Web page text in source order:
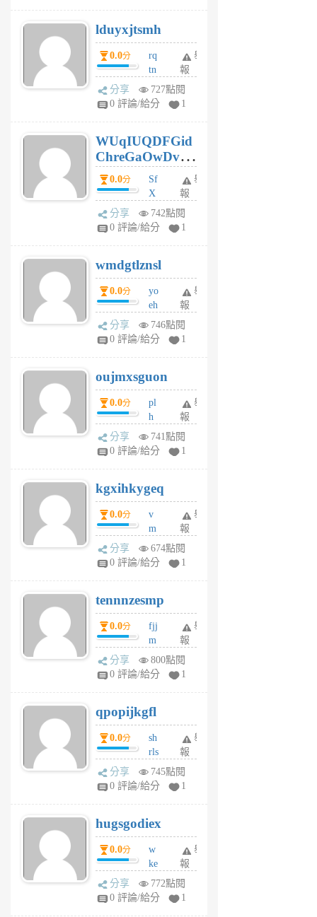
月
前
lduyxjtsmh
0.0分
rq
tn
jt
gl
個
月
前
舉
報
分享
727點閱
0 評論/給分
1
WUqIUQDFGid
ChreGaOwDv
dY0.0分
Sf
X
Pe
Jc
R
P
m
v
A
V
個
月
前
舉
報
分享
742點閱
0 評論/給分
1
wmdgtlznsl
0.0分
yo
eh
ld
gy
個
月
前
舉
報
分享
746點閱
0 評論/給分
1
oujmxsguon
0.0分
pl
h
wi
w
6
個
月
前
舉
報
分享
741點閱
0 評論/給分
1
kgxihkygeq
0.0分
v
m
sg
sr
6
個
月
前
舉
報
分享
674點閱
0 評論/給分
1
tennnzesmp
0.0分
fjj
m
w
rs
6
個
月
前
舉
報
分享
800點閱
0 評論/給分
1
qpopijkgfl
0.0分
sh
rls
k
m
6
個
月
前
舉
報
分享
745點閱
0 評論/給分
1
hugsgodiex
0.0分
w
ke
rv
pj
舉
報
分享
772點閱
0 評論/給分
1